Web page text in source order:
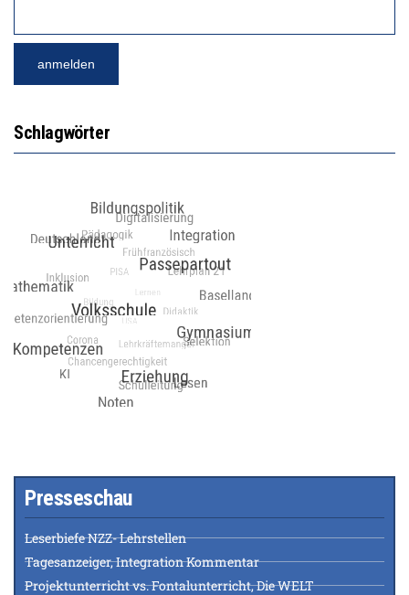
Schlagwörter
Presseschau
Leserbiefe NZZ- Lehrstellen
Tagesanzeiger, Integration Kommentar
Projektunterricht vs. Fontalunterricht, Die WELT